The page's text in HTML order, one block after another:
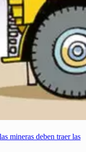
mineras deben traer las